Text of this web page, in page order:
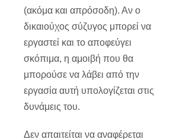
(ακόμα και απρόσοδη). Αν ο
δικαιούχος σύζυγος μπορεί να
εργαστεί και το αποφεύγει
σκόπιμα, η αμοιβή που θα
μπορούσε να λάβει από την
εργασία αυτή υπολογίζεται στις
δυνάμεις του.
Δεν απαιτείται να αναφέρεται